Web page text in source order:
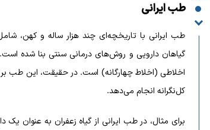
طب ایرانی
طب ایرانی با تاریخچه‌ای چند هزار ساله و کهن،
گیاهان دارویی و روش‌های درمانی سنتی بنا شده
اخلاطی (اخلاط چهارگانه) است. در حقیقت، این طب بر
کل‌نگرانه انجام می‌دهد.
برای مثال، در طب ایرانی از گیاه زعفران به عنوان